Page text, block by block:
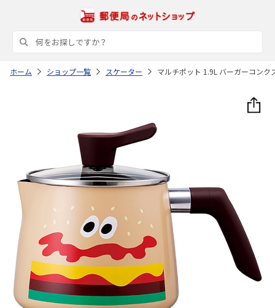
ホーム ショップ一覧 スケーター マルチポット 1.9L バーガーコンク